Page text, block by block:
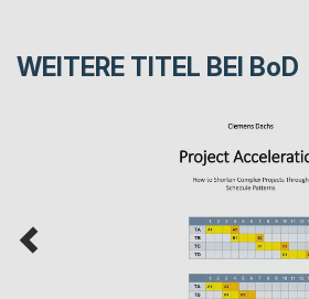
WEITERE TITEL BEI BoD